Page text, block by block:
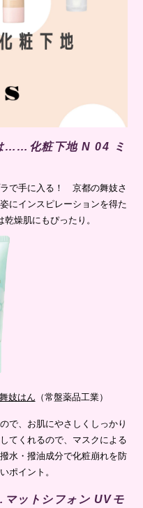
……化粧下地 N 04 ミ
で手に入る！ 京都の舞妓さ
にインスピレーションを得た
燥肌にもぴったり。
舞妓はん （常盤薬品工業）
で、お肌にやさしくしっかり
てくれるので、マスクによる
水・撥油成分で化粧崩れを防
ポイント。
ットシフォン UVモ